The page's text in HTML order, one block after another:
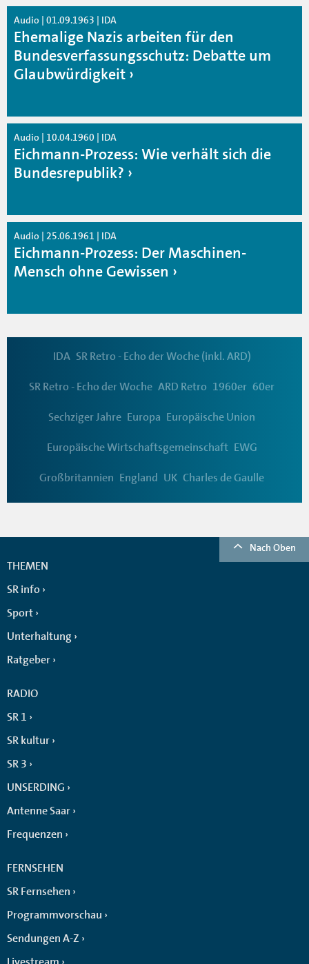
Audio | 01.09.1963 | IDA
Ehemalige Nazis arbeiten für den
Bundesverfassungsschutz: Debatte um
Glaubwürdigkeit
Audio | 10.04.1960 | IDA
Eichmann-Prozess: Wie verhält sich die
Bundesrepublik?
Audio | 25.06.1961 | IDA
Eichmann-Prozess: Der Maschinen-
Mensch ohne Gewissen
IDA SR Retro - Echo der Woche (inkl. ARD)
SR Retro - Echo der Woche ARD Retro 1960er 60er
Sechziger Jahre Europa Europäische Union
Europäische Wirtschaftsgemeinschaft EWG
Großbritannien England UK Charles de Gaulle
Nach Oben
THEMEN
SR info
Sport
Unterhaltung
Ratgeber
RADIO
SR 1
SR kultur
SR 3
UNSERDING
Antenne Saar
Frequenzen
FERNSEHEN
SR Fernsehen
Programmvorschau
Sendungen A-Z